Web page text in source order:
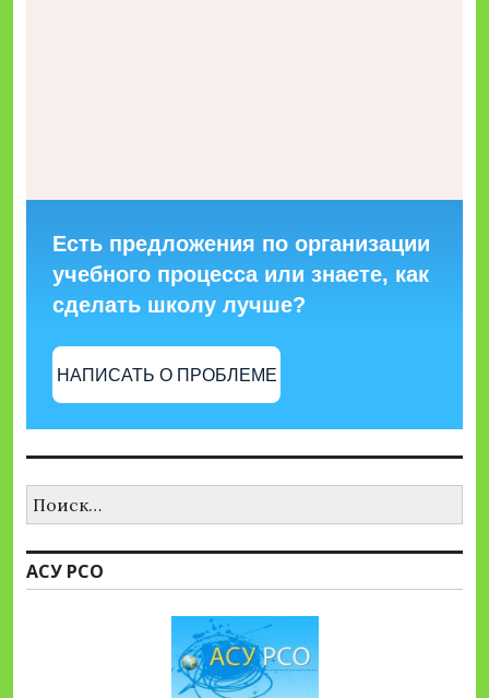
Есть предложения по организации
учебного процесса или знаете, как
сделать школу лучше?
НАПИСАТЬ О ПРОБЛЕМЕ
АСУ РСО